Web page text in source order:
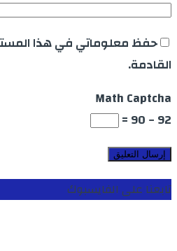
حفظ معلوماتي في هذا
القادمة.
Math Captcha
92 − 90 =
تابعنا على الفايسبوك